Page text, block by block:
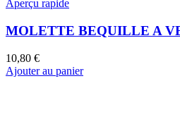
Aperçu rapide
MOLETTE BEQUILLE A
10,80 €
Ajouter au panier